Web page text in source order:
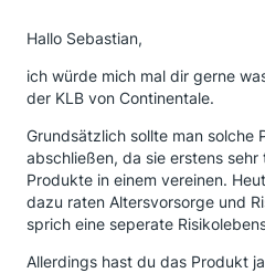
Hallo Sebastian,
ich würde mich mal dir gerne
der KLB von Continentale.
Grundsätzlich sollte man solche
abschließen, da sie erstens
Produkte in einem vereinen.
dazu raten Altersvorsorge und
sprich eine seperate
Allerdings hast du das Produkt